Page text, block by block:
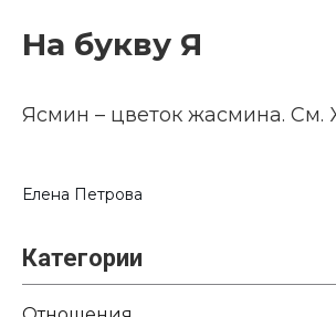
На букву Я
Ясмин – цветок жасмина. См.
Елена Петрова
Категории